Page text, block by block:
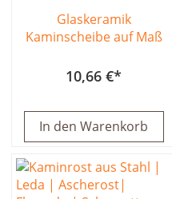
Glaskeramik
Kaminscheibe auf Maß
10,66 €
In den Warenkorb